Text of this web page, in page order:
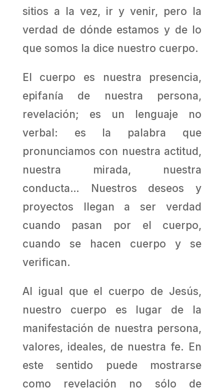
sitios a la vez, ir y venir, pero la
verdad de dónde estamos y de lo
que somos la dice nuestro cuerpo.
El cuerpo es nuestra presencia,
epifanía de nuestra persona,
revelación; es un lenguaje no
verbal: es la palabra que
pronunciamos con nuestra actitud,
nuestra mirada, nuestra
conducta… Nuestros deseos y
proyectos llegan a ser verdad
cuando pasan por el cuerpo,
cuando se hacen cuerpo y se
verifican.
Al igual que el cuerpo de Jesús,
nuestro cuerpo es lugar de la
manifestación de nuestra persona,
valores, ideales, de nuestra fe. En
este sentido puede mostrarse
como revelación no sólo de